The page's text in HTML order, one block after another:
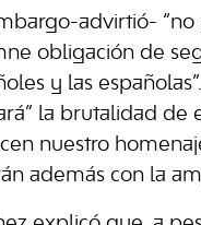
advirtió- “no
obligación de
y las
la brutalidad de
nuestro
además con la